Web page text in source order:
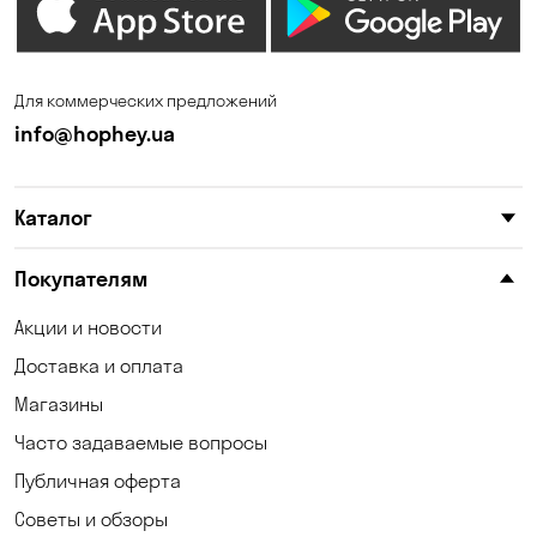
Зазимье Запорожье
Каменные Потоки
Клинцы
Корсунцы
Коцюбинское
Кривой Рог
Кропивницкий
Для коммерческих предложений
info@hophey.ua
Каталог
Покупателям
Акции и новости
Доставка и оплата
Магазины
Часто задаваемые вопросы
Публичная оферта
Советы и обзоры